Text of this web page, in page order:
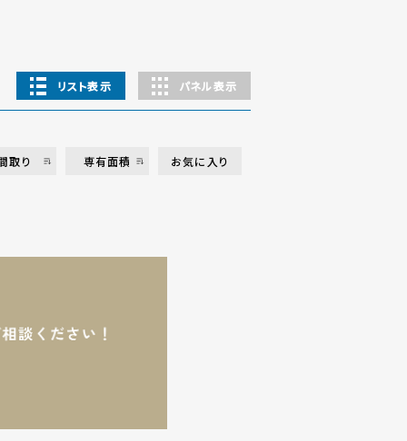
リスト表示 パネル表示
取り 専有面積 お気に入り